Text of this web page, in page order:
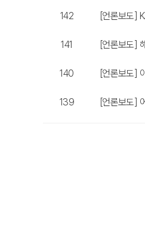
142 [언론보도]
141 [언론보도]
140 [언론보도]
139 [언론보도]